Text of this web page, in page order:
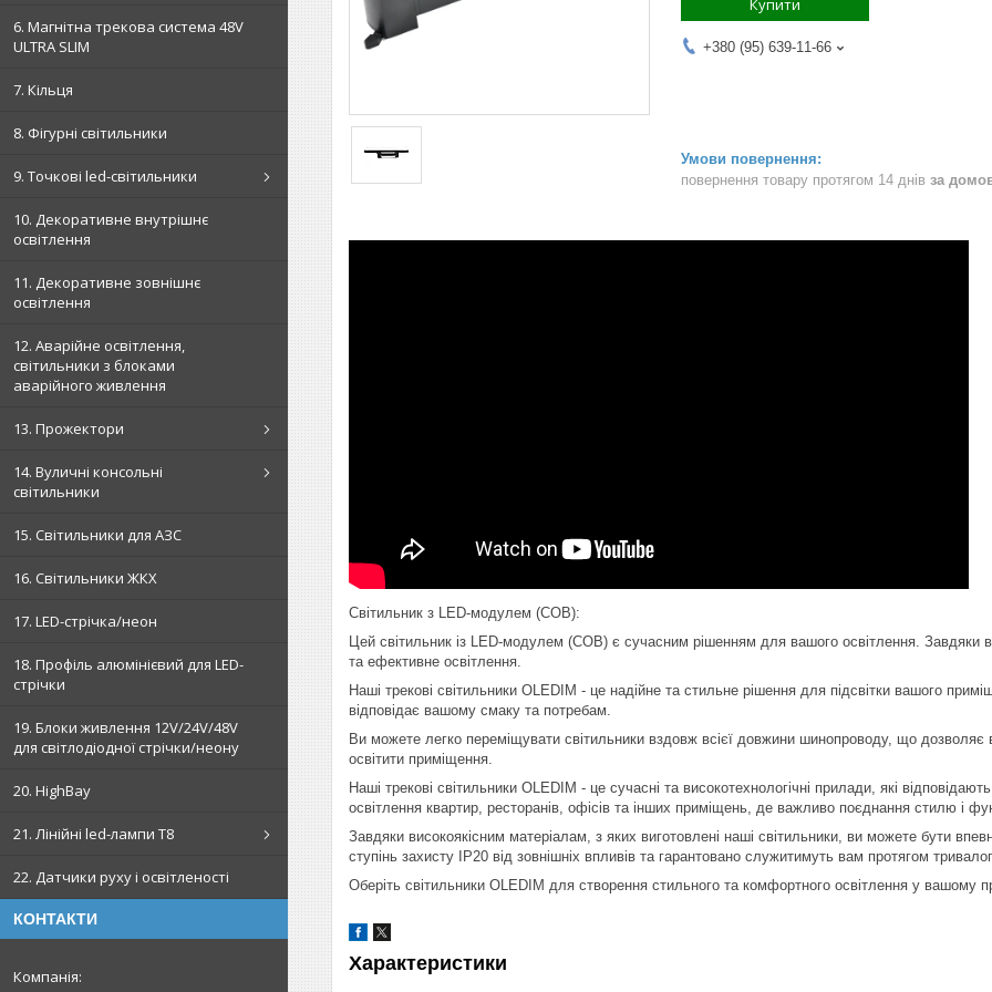
6. Магнітна трекова система 48V
ULTRA SLIM
7. Кільця
8. Фігурні світильники
9. Точкові led-світильники
10. Декоративне внутрішнє
освітлення
11. Декоративне зовнішнє
освітлення
12. Аварійне освітлення,
світильники з блоками
аварійного живлення
13. Прожектори
14. Вуличні консольні
світильники
15. Світильники для АЗС
16. Світильники ЖКХ
17. LED-стрічка/неон
18. Профіль алюмінієвий для LED-
стрічки
19. Блоки живлення 12V/24V/48V
для світлодіодної стрічки/неону
20. HighBay
21. Лінійні led-лампи T8
22. Датчики руху і освітленості
КОНТАКТИ
Купити
+380 (95) 639-11-66
повернення товару протягом 14 днів за
Світильник з LED-модулем (COB):
Цей світильник із LED-модулем (COB) є сучасним рішенням для вашого освітлення. Завдяки
та ефективне освітлення.
Наші трекові світильники OLEDIM - це надійне та стильне рішення для підсвітки вашого
відповідає вашому смаку та потребам.
Ви можете легко переміщувати світильники вздовж всієї довжини шинопроводу, що дозволяє
освітити приміщення.
Наші трекові світильники OLEDIM - це сучасні та високотехнологічні прилади, які
освітлення квартир, ресторанів, офісів та інших приміщень, де важливо поєднання стилю і
Завдяки високоякісним матеріалам, з яких виготовлені наші світильники, ви можете бути
ступінь захисту ІР20 від зовнішніх впливів та гарантовано служитимуть вам протягом
Оберіть світильники OLEDIM для створення стильного та комфортного освітлення у вашому
Характеристики